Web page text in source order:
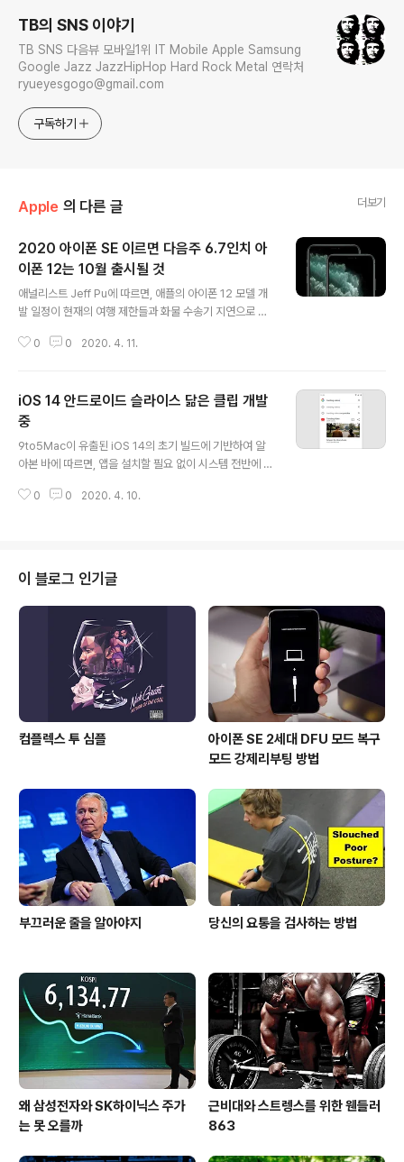
TB의 SNS 이야기
TB SNS 다음뷰 모바일1위 IT Mobile Apple Samsung
Google Jazz JazzHipHop Hard Rock Metal 연락처
ryueyesgogo@gmail.com
구독하기
Apple 의 다른 글 더보기
2020 아이폰 SE 이르면 다음주 6.7인치 아
이폰 12는 10월 출시될 것
애널리스트 Jeff Pu에 따르면, 애플의 아이폰 12 모델 개
발 일정이 현재의 여행 제한들과 화물 수송기 지연으로 인
지연될 수 있다고 말하였다. MacRumors에서 입수한 중
니어링 검증 테스트)" 단계가 5.4인치 모델과 6.1인치 모
델은 4월 말, 6.7인치 모델은 5월 중순으로 2주 연장되었
을 것이라 말하였다. 결과적으로, Pu는 현시점에서 5.4인
치와 2종의 6.1인치 모델들의 9월 출시에 이어 6.7인치 모
델은 10월에 출시될 것이라 예상한다. 이 2단계 출시는 아
이폰 XS와 아이폰 XS Max..
0 0 2020. 4. 11.
iOS 14 안드로이드 슬라이스 닮은 클립 개발
중
9to5Mac이 유출된 iOS 14의 초기 빌드에 기반하여 알
아본 바에 따르면, 앱을 설치할 필요 없이 시스템 전반에 걸
개발되는 중이다. 이 기능은 QR 코드 스캔으로 앱들의 기
서 링크를 열게 될 것이다. 애플은 앱이 설치될 때 사파리
대신에 앱을 실행하는 유니버셜 링크를 제공할 수 있다. 그
러나, 이는 iOS 14 코드에서 발견된 내부적으로 "클립(Cli
ps)"이라 언급된 새로운 API로 가까운 미래에 변경될 수
있다. 9to5Mac이 새로운 API를 분석한 바로, 우리는 개
0 0 2020. 4. 10.
이 블로그 인기글
컴플렉스 투 심플
아이폰 SE 2세대 DFU 모드 복구
모드 강제리부팅 방법
부끄러운 줄을 알아야지 당신의 요통을 검사하는 방법
왜 삼성전자와 SK하이닉스 주가
는 못 오를까
근비대와 스트렝스를 위한 웬들러
863